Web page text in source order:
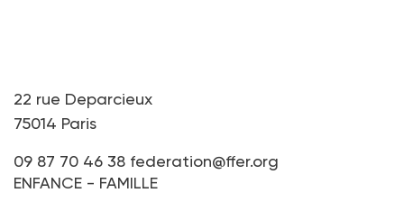
22 rue Deparcieux
75014 Paris
09 87 70 46 38 federation@ffer.org
ENFANCE - FAMILLE